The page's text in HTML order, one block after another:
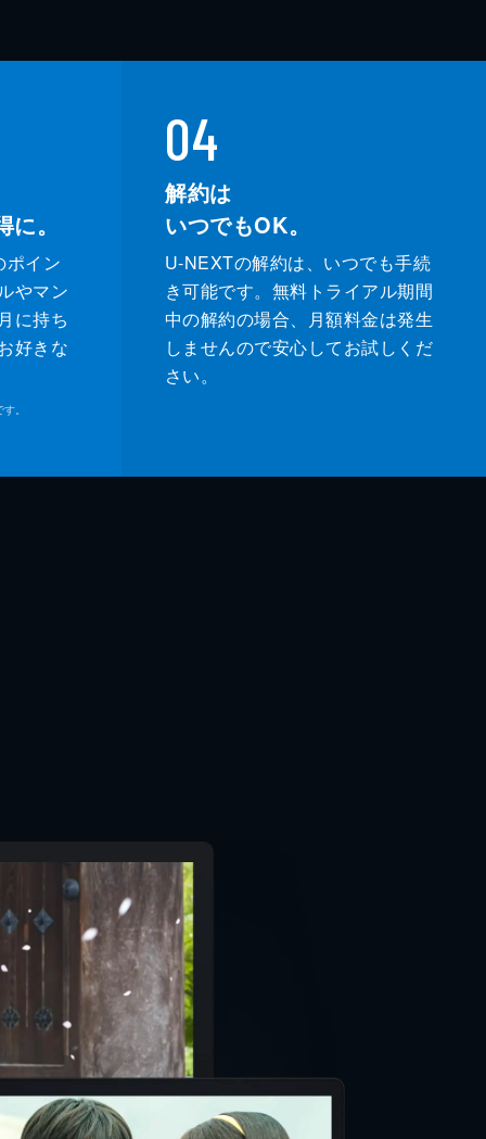
。
ポイン
やマン
に持ち
好きな
。
04
解約は
いつでもOK。
U-NEXTの解約は、いつでも手続
き可能です。無料トライアル期間
中の解約の場合、月額料金は発生
しませんので安心してお試しくだ
さい。